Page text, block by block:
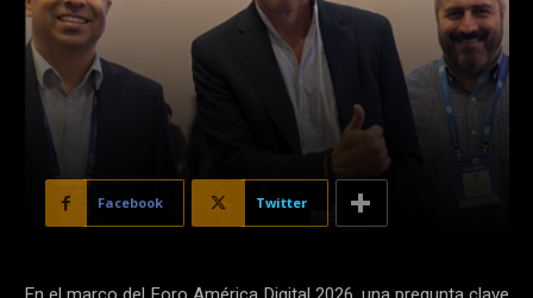
Facebook Twitter